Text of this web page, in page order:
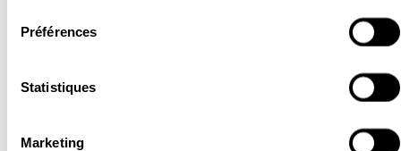
Préférences
Statistiques
Marketing